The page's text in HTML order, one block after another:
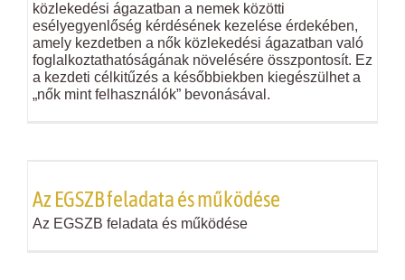
közlekedési ágazatban a nemek közötti
esélyegyenlőség kérdésének kezelése érdekében,
amely kezdetben a nők közlekedési ágazatban való
foglalkoztathatóságának növelésére összpontosít. Ez
a kezdeti célkitűzés a későbbiekben kiegészülhet a
„nők mint felhasználók” bevonásával.
Az EGSZB feladata és működése
Az EGSZB feladata és működése